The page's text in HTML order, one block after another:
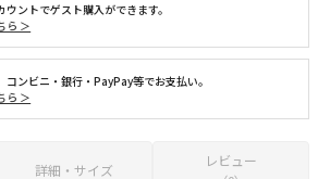
ントでゲスト購入ができます。
ら ＞
コンビニ・銀行・PayPay等でお支払い。
ら ＞
詳細・サイズ
レビュー